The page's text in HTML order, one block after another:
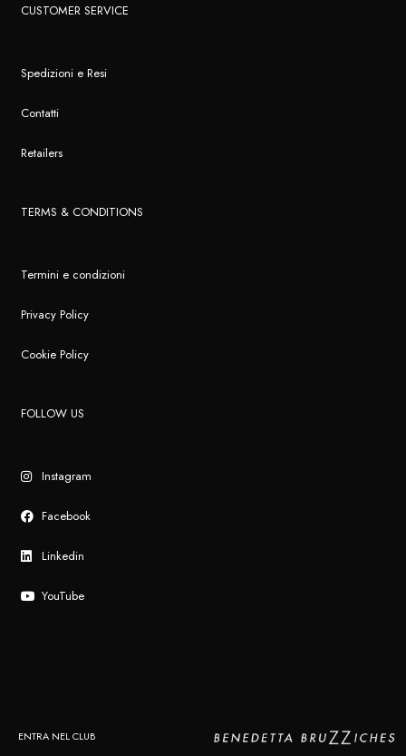
CUSTOMER SERVICE
Spedizioni e Resi
Contatti
Retailers
TERMS & CONDITIONS
Termini e condizioni
Privacy Policy
Cookie Policy
FOLLOW US
Instagram
Facebook
Linkedin
YouTube
ENTRA NEL CLUB